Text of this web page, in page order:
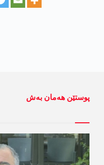
پوستێن ھەمان بەش